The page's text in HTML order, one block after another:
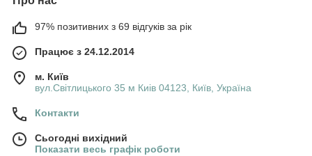
97% позитивних з 69 відгуків за рік
Працює з 24.12.2014
м. Київ
вул.Світлицького 35 м Киів 04123, Київ, Україна
Контакти
Сьогодні вихідний
Показати весь графік роботи